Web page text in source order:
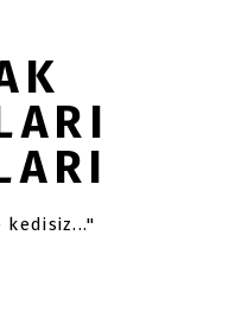
kedisiz..."